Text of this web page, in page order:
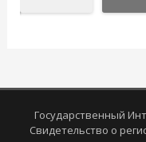
Государственный
Свидетельство о